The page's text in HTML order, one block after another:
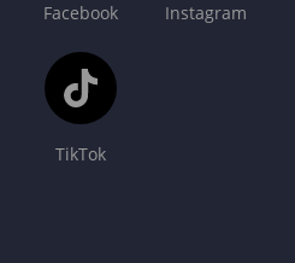
Facebook Instagram
TikTok